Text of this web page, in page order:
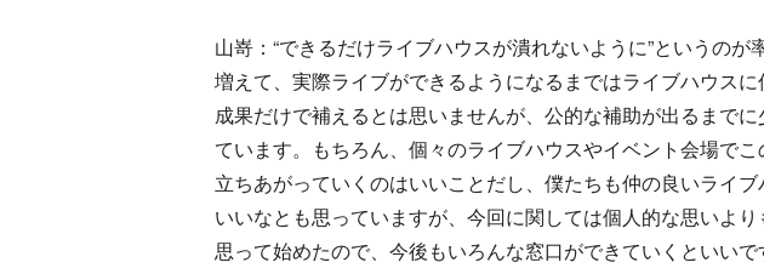
山嵜：“できるだけライブハウスが潰れないように”というの
増えて、実際ライブができるようになるまではライブハウス
成果だけで補えるとは思いませんが、公的な補助が出るまで
ています。もちろん、個々のライブハウスやイベント会場で
立ちあがっていくのはいいことだし、僕たちも仲の良いライ
いいなとも思っていますが、今回に関しては個人的な思いよ
思って始めたので、今後もいろんな窓口ができていくといいで